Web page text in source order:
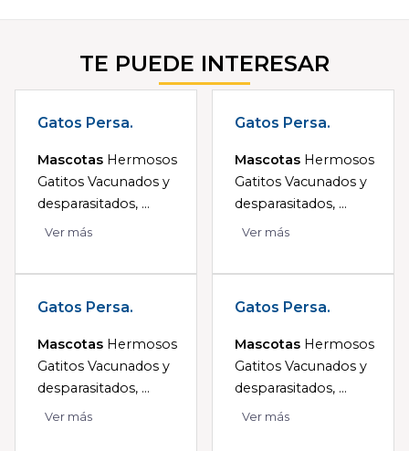
TE PUEDE INTERESAR
Gatos Persa.
Mascotas Hermosos
Gatitos Vacunados y
desparasitados, ...
Ver más
Gatos Persa.
Mascotas Hermosos
Gatitos Vacunados y
desparasitados, ...
Ver más
Gatos Persa.
Mascotas Hermosos
Gatitos Vacunados y
desparasitados, ...
Ver más
Gatos Persa.
Mascotas Hermosos
Gatitos Vacunados y
desparasitados, ...
Ver más